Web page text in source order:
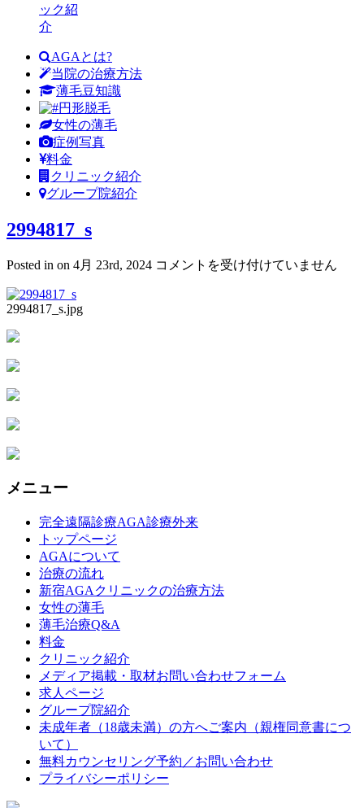
ック紹
介
AGAとは?
当院の治療方法
薄毛豆知識
円形脱毛
女性の薄毛
症例写真
料金
クリニック紹介
グループ院紹介
2994817_s
Posted in on 4月 23rd, 2024 2994817_s
コメントを受け付けていません
2994817_s.jpg
メニュー
完全遠隔診療AGA診療外来
トップページ
AGAについて
治療の流れ
新宿AGAクリニックの治療方法
女性の薄毛
薄毛治療Q&A
料金
クリニック紹介
メディア掲載・取材お問い合わせフォーム
求人ページ
グループ院紹介
未成年者（18歳未満）の方へご案内（親権同意書につ
いて）
無料カウンセリング予約／お問い合わせ
プライバシーポリシー